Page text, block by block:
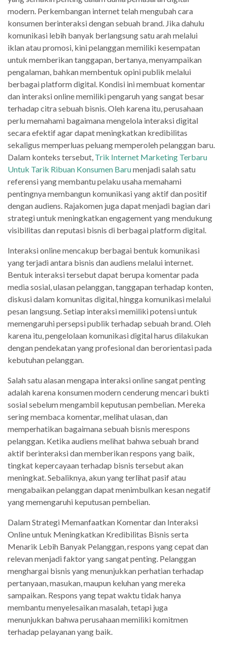
modern. Perkembangan internet telah mengubah cara
konsumen berinteraksi dengan sebuah brand. Jika dahulu
komunikasi lebih banyak berlangsung satu arah melalui
iklan atau promosi, kini pelanggan memiliki kesempatan
untuk memberikan tanggapan, bertanya, menyampaikan
pengalaman, bahkan membentuk opini publik melalui
berbagai platform digital. Kondisi ini membuat komentar
dan interaksi online memiliki pengaruh yang sangat besar
terhadap citra sebuah bisnis. Oleh karena itu, perusahaan
perlu memahami bagaimana mengelola interaksi digital
secara efektif agar dapat meningkatkan kredibilitas
sekaligus memperluas peluang memperoleh pelanggan baru.
Dalam konteks tersebut, Trik Internet Marketing Terbaru
Untuk Tarik Ribuan Konsumen Barumenjadi salah satu
referensi yang membantu pelaku usaha memahami
pentingnya membangun komunikasi yang aktif dan positif
dengan audiens. Rajakomen juga dapat menjadi bagian dari
strategi untuk meningkatkan engagement yang mendukung
visibilitas dan reputasi bisnis di berbagai platform digital.
Interaksi online mencakup berbagai bentuk komunikasi
yang terjadi antara bisnis dan audiens melalui internet.
Bentuk interaksi tersebut dapat berupa komentar pada
media sosial, ulasan pelanggan, tanggapan terhadap konten,
diskusi dalam komunitas digital, hingga komunikasi melalui
pesan langsung. Setiap interaksi memiliki potensi untuk
memengaruhi persepsi publik terhadap sebuah brand. Oleh
karena itu, pengelolaan komunikasi digital harus dilakukan
dengan pendekatan yang profesional dan berorientasi pada
kebutuhan pelanggan.
Salah satu alasan mengapa interaksi online sangat penting
adalah karena konsumen modern cenderung mencari bukti
sosial sebelum mengambil keputusan pembelian. Mereka
sering membaca komentar, melihat ulasan, dan
memperhatikan bagaimana sebuah bisnis merespons
pelanggan. Ketika audiens melihat bahwa sebuah brand
aktif berinteraksi dan memberikan respons yang baik,
tingkat kepercayaan terhadap bisnis tersebut akan
meningkat. Sebaliknya, akun yang terlihat pasif atau
mengabaikan pelanggan dapat menimbulkan kesan negatif
yang memengaruhi keputusan pembelian.
Dalam Strategi Memanfaatkan Komentar dan Interaksi
Online untuk Meningkatkan Kredibilitas Bisnis serta
Menarik Lebih Banyak Pelanggan, respons yang cepat dan
relevan menjadi faktor yang sangat penting. Pelanggan
menghargai bisnis yang menunjukkan perhatian terhadap
pertanyaan, masukan, maupun keluhan yang mereka
sampaikan. Respons yang tepat waktu tidak hanya
membantu menyelesaikan masalah, tetapi juga
menunjukkan bahwa perusahaan memiliki komitmen
terhadap pelayanan yang baik.